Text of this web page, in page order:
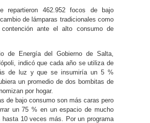
repartieron 462.952 focos de bajo
de lámparas tradicionales como
ante el alto consumo de
de Energía del Gobierno de Salta,
indicó que cada año se utiliza de
de luz y que se insumiría un 5 %
un promedio de dos bombitas de
por hogar.
de bajo consumo son más caras pero
un 75 % en un espacio de mucho
hasta 10 veces más. Por un programa